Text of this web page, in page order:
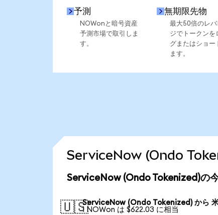
予測
NOWonと暗号資産
予測市場で取引しま
す。
無期限先物
最大50倍のレバ
ジでトークンを
グまたはショー
ます。
ServiceNow (Ondo
ServiceNow (Ondo Tokenized)の
🇺🇸ServiceNow (Ondo Tokenized) から
1 NOWon は $622.03 に相当